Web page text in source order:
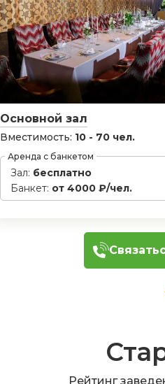
Основной зал
Вместимость: 10 - 70 чел.
Аренда с банкетом
Зал: бесплатно
Банкет: от 4000 ₽/чел.
Рейтинг